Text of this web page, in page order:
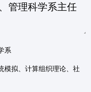
管理科学系主任
系
模拟、计算组织理论、社